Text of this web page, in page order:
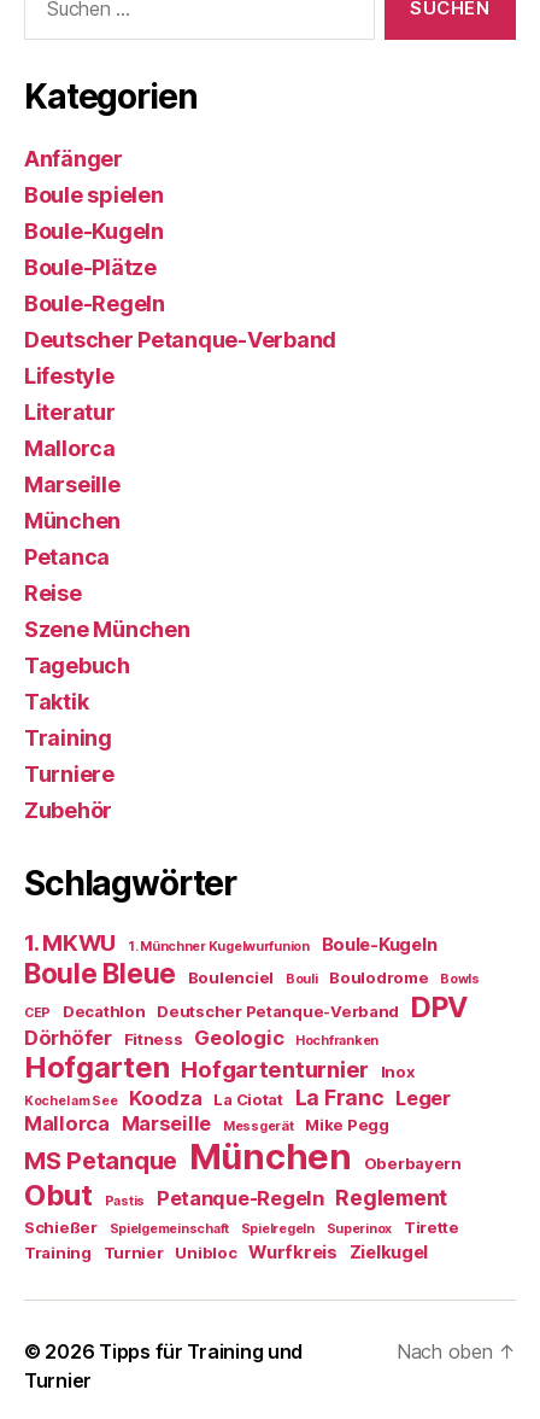
nach:
Kategorien
Anfänger
Boule spielen
Boule-Kugeln
Boule-Plätze
Boule-Regeln
Deutscher Petanque-Verband
Lifestyle
Literatur
Mallorca
Marseille
München
Petanca
Reise
Szene München
Tagebuch
Taktik
Training
Turniere
Zubehör
Schlagwörter
1. MKWU 1. Münchner Kugelwurfunion Boule-Kugeln
Boule Bleue Boulenciel Bouli Boulodrome Bowls
CEP Decathlon Deutscher Petanque-Verband DPV
Dörhöfer Fitness Geologic Hochfranken
Hofgarten Hofgartenturnier Inox
Kochel am See Koodza La Ciotat La Franc Leger
Mallorca Marseille Messgerät Mike Pegg
MS Petanque München Oberbayern
Obut Pastis Petanque-Regeln Reglement
Schießer Spielgemeinschaft Spielregeln Superinox
Tirette
Training
Turnier Unibloc Wurfkreis Zielkugel
© 2026 Tipps für Training und
Turnier
Nach oben ↑